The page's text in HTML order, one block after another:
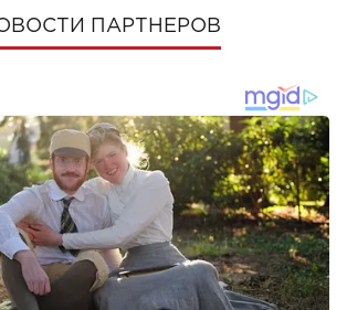
ПАРТНЕРОВ